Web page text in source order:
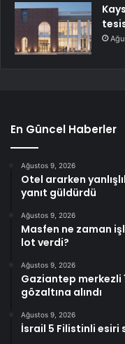
En Güncel Haberler
Ağustos 9, 2026
Otel ararken
yanıt güldürdü
Ağustos 9, 2026
Masfen ne zaman
lot verdi?
Ağustos 9, 2026
Gaziantep merkezli
gözaltına alındı
Ağustos 9, 2026
İsrail 5 Filistinli esiri